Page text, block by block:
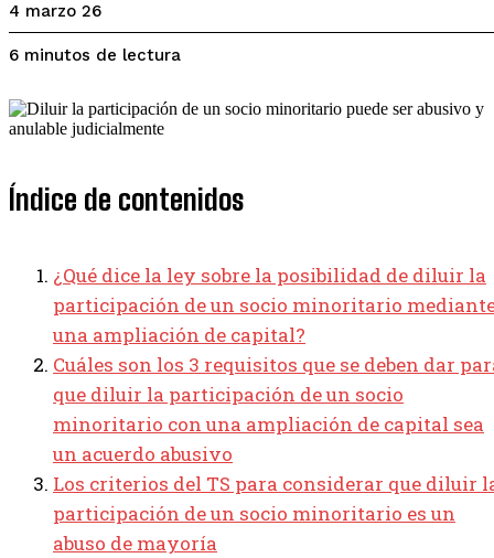
4 marzo 26
6 minutos de lectura
Índice de contenidos
¿Qué dice la ley sobre la posibilidad de diluir la
participación de un socio minoritario
una ampliación de capital?
Cuáles son los 3 requisitos que se deben dar
que diluir la participación de un socio
minoritario con una ampliación de capital sea
un acuerdo abusivo
Los criterios del TS para considerar que diluir
participación de un socio minoritario es un
abuso de mayoría